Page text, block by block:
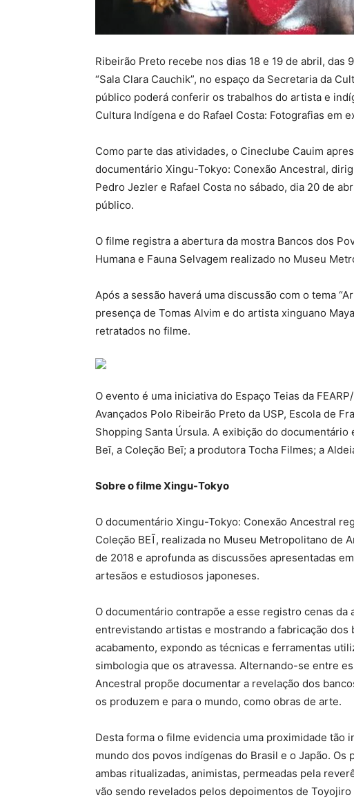
Ribeirão Preto recebe nos dias 18 e 19 de abril, das
“Sala Clara Cauchik”, no espaço da Secretaria da
público poderá conferir os trabalhos do artista e
Cultura Indígena e do Rafael Costa: Fotografias em
Como parte das atividades, o Cineclube Cauim
documentário Xingu-Tokyo: Conexão Ancestral,
Pedro Jezler e Rafael Costa no sábado, dia 20 de
público.
O filme registra a abertura da mostra Bancos dos
Humana e Fauna Selvagem realizado no Museu
Após a sessão haverá uma discussão com o tema
presença de Tomas Alvim e do artista xinguano
retratados no filme.
O evento é uma iniciativa do Espaço Teias da
Avançados Polo Ribeirão Preto da USP, Escola de
Shopping Santa Úrsula. A exibição do
Beī, a Coleção Beī; a produtora Tocha Filmes; a
Sobre o filme Xingu-Tokyo
O documentário Xingu-Tokyo: Conexão Ancestral
Coleção BEĨ, realizada no Museu Metropolitano de
de 2018 e aprofunda as discussões apresentadas
artesãos e estudiosos japoneses.
O documentário contrapõe a esse registro cenas
entrevistando artistas e mostrando a fabricação dos
acabamento, expondo as técnicas e ferramentas
simbologia que os atravessa. Alternando-se entre
Ancestral propõe documentar a revelação dos
os produzem e para o mundo, como obras de arte.
Desta forma o filme evidencia uma proximidade tão
mundo dos povos indígenas do Brasil e o Japão.
ambas ritualizadas, animistas, permeadas pela
vão sendo revelados pelos depoimentos de